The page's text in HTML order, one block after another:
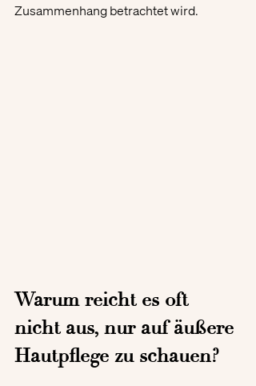
Zusammenhang betrachtet wird.
Warum reicht es oft
nicht aus, nur auf äußere
Hautpflege zu schauen?